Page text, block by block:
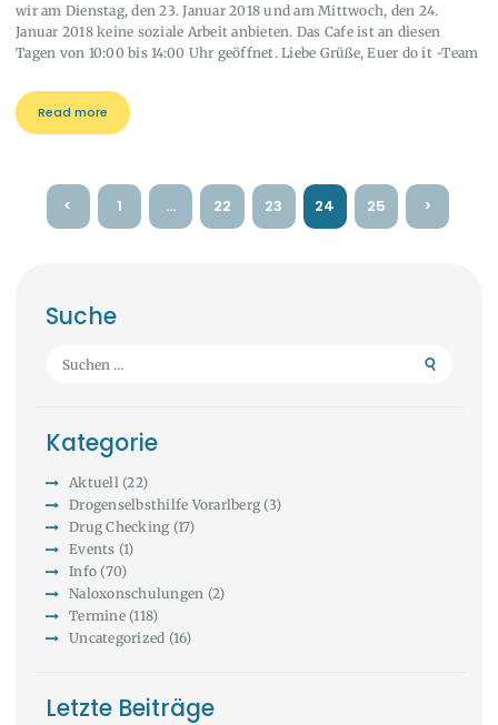
wir am Dienstag, den 23. Januar 2018 und am Mittwoch, den 24.
Januar 2018 keine soziale Arbeit anbieten. Das Cafe ist an diesen
Tagen von 10:00 bis 14:00 Uhr geöffnet. Liebe Grüße, Euer do it -Team
Read more
Seitennummerierung
der
< PAGE
1 … PAGE
22 PAGE
23 PAGE
24 PAGE
25 >
Suche
Suchen
Kategorie
Aktuell (22)
Drogenselbsthilfe Vorarlberg (3)
Drug Checking (17)
Events (1)
Info (70)
Naloxonschulungen (2)
Termine(118)
Uncategorized (16)
Letzte Beiträge